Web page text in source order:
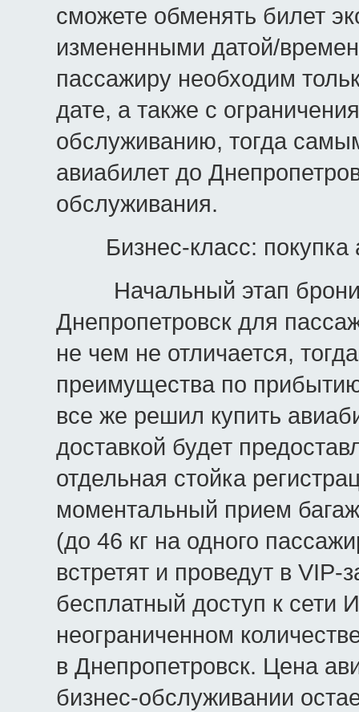
сможете обменять билет
измененными датой/
пассажиру необходим
дате, а также с
обслуживанию, тогда
авиабилет до
обслуживания.
Бизнес-класс:
Начальный этап
Днепропетровск для
не чем не отличается,
преимущества по
все же решил купить
доставкой будет
отдельная стойка
моментальный прием
(до 46 кг на одного
встретят и проведут в VIP-
бесплатный доступ к сети
неограниченном
в Днепропетровск. Цена
бизнес-обслуживании